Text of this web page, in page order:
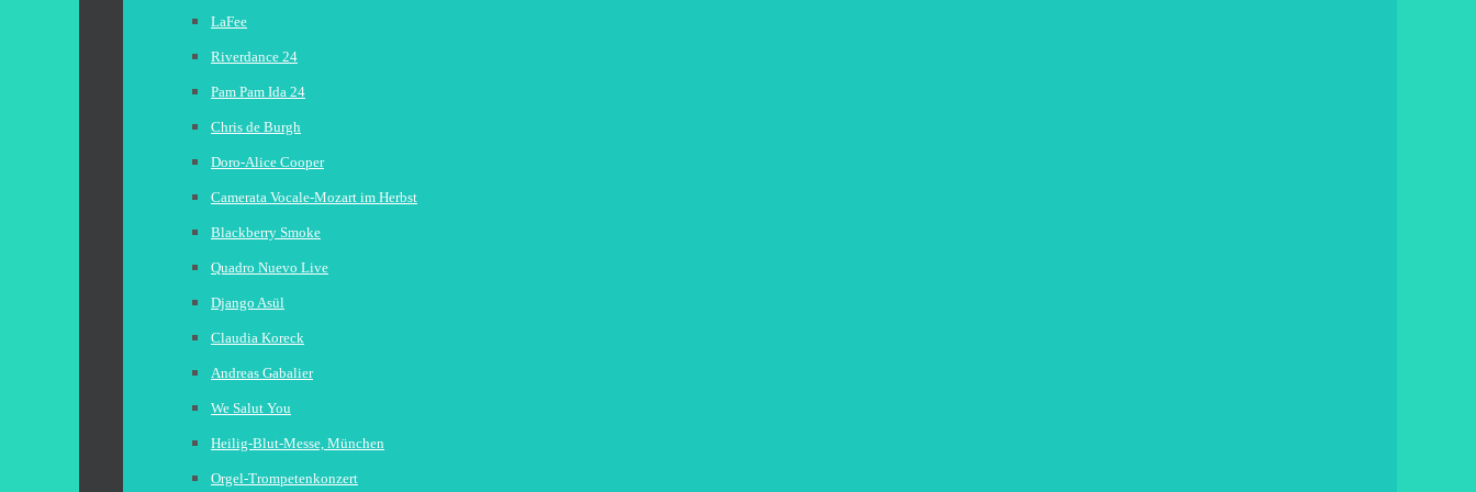
LaFee
Riverdance 24
Pam Pam Ida 24
Chris de Burgh
Doro-Alice Cooper
Camerata Vocale-Mozart im Herbst
Blackberry Smoke
Quadro Nuevo Live
Django Asül
Claudia Koreck
Andreas Gabalier
We Salut You
Heilig-Blut-Messe, München
Orgel-Trompetenkonzert